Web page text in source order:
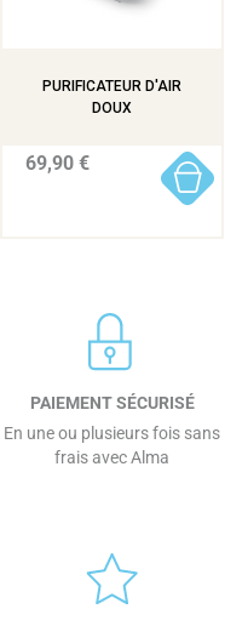
PURIFICATEUR D'AIR
DOUX
69,90 €
PAIEMENT SÉCURISÉ
En une ou plusieurs fois sans
frais avec Alma